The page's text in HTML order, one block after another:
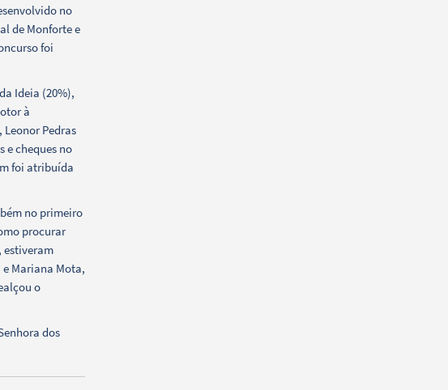
no
de Monforte e
foi
Ideia (20%),
à
Pedras
e cheques no
foi atribuída
no primeiro
procurar
estiveram
Mariana Mota,
o
dos